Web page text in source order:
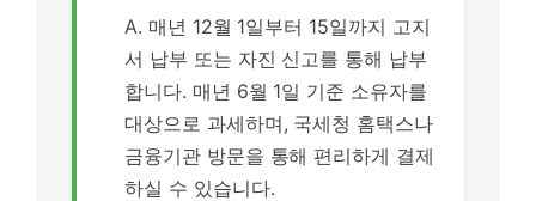
A. 매년 12월 1일부터 15일까지 고지
서 납부 또는 자진 신고를 통해 납부
합니다. 매년 6월 1일 기준 소유자를
대상으로 과세하며, 국세청 홈택스나
금융기관 방문을 통해 편리하게 결제
하실 수 있습니다.